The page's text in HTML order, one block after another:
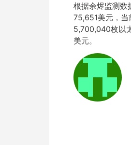
根据余烬监测数
75,651美元，
5,700,040枚以
美元。